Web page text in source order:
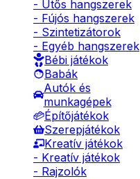
- Ütős hangszerek
- Fújós hangszerek
- Szintetizátorok
- Egyéb hangszerek
Bébi játékok
Babák
Autók és
munkagépek
Építőjátékok
Szerepjátékok
Kreatív játékok
- Kreatív játékok
- Rajzolók